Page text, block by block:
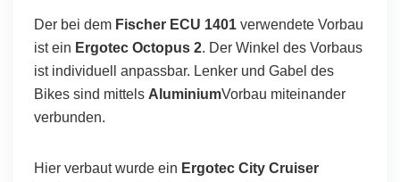
Der bei dem Fischer ECU 1401verwendete Vorbau
ist ein Ergotec Octopus 2. Der Winkel des Vorbaus
ist individuell anpassbar. Lenker und Gabel des
Bikes sind mittels AluminiumVorbau miteinander
verbunden.
Hier verbaut wurde ein Ergotec City Cruiser